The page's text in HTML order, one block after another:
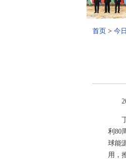
首页 > 今
利80
球能
用，